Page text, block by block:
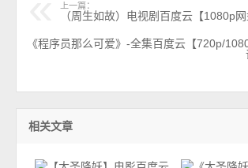
上一篇：
（周生如故）电视剧百度云【1080p网
《程序员那么可爱》-全集百度云【720p/
相关文章